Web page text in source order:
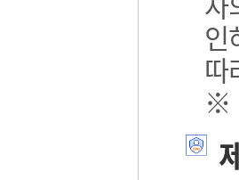
인
따
※